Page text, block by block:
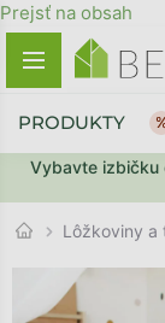
Prejsť na obsah
Vybavte izbičku
PRODUKTY
Lôžkoviny a
SPÄŤ DO